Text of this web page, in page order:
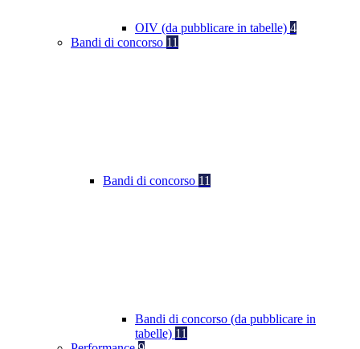
OIV (da pubblicare in tabelle) 4
Bandi di concorso 11
Bandi di concorso 11
Bandi di concorso (da pubblicare in
tabelle) 11